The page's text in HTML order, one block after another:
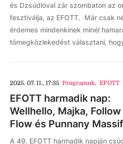
és Dzsúdlóval zár szombaton az
fesztiválja, az EFOTT. Már csak
érdemes mindenkinek minél
tömegközlekedést választani,
2025. 07. 11., 17:35 Programok, EFOTT
EFOTT harmadik nap:
Wellhello, Majka,
Flow és Punnany Massif
A 49. EFOTT harmadik napján